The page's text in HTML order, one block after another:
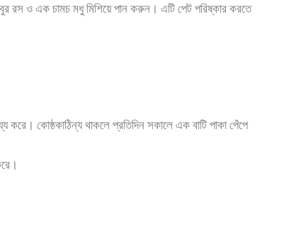
রস ও এক চামচ মধু মিশিয়ে পান করুন। এটি পেট পরিষ্কার করতে
করে। কোষ্ঠকাঠিন্য থাকলে প্রতিদিন সকালে এক বাটি পাকা পেঁপে